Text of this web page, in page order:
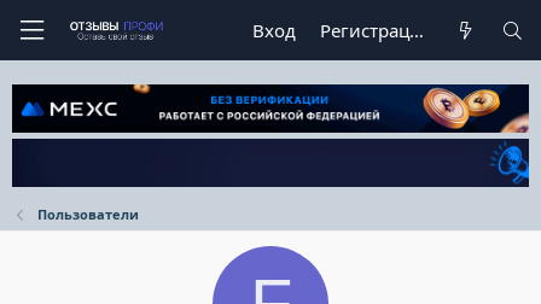
Вход Регистрация
Пользователи